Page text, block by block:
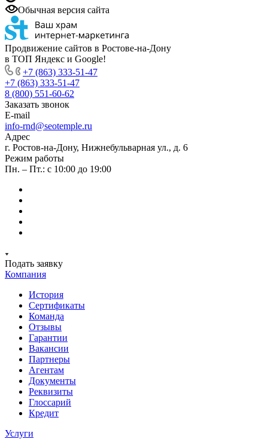
Обычная версия сайта
Продвижение сайтов в Ростове-на-Дону
в ТОП Яндекс и Google!
+7 (863) 333-51-47
+7 (863) 333-51-47
8 (800) 551-60-62
Заказать звонок
E-mail
info-rnd@seotemple.ru
Адрес
г. Ростов-на-Дону, Нижнебульварная ул., д. 6
Режим работы
Пн. – Пт.: с 10:00 до 19:00
Подать заявку
Компания
История
Сертификаты
Команда
Отзывы
Гарантии
Вакансии
Партнеры
Агентам
Документы
Реквизиты
Глоссарий
Кредит
Услуги